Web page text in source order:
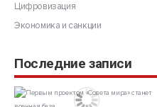
Цифровизация
Экономика и санкции
Последние записи